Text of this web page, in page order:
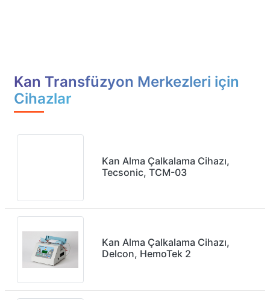
Kan Transfüzyon Merkezleri için
Cihazlar
Kan Alma Çalkalama Cihazı,
Tecsonic, TCM-03
Kan Alma Çalkalama Cihazı,
Delcon, HemoTek 2